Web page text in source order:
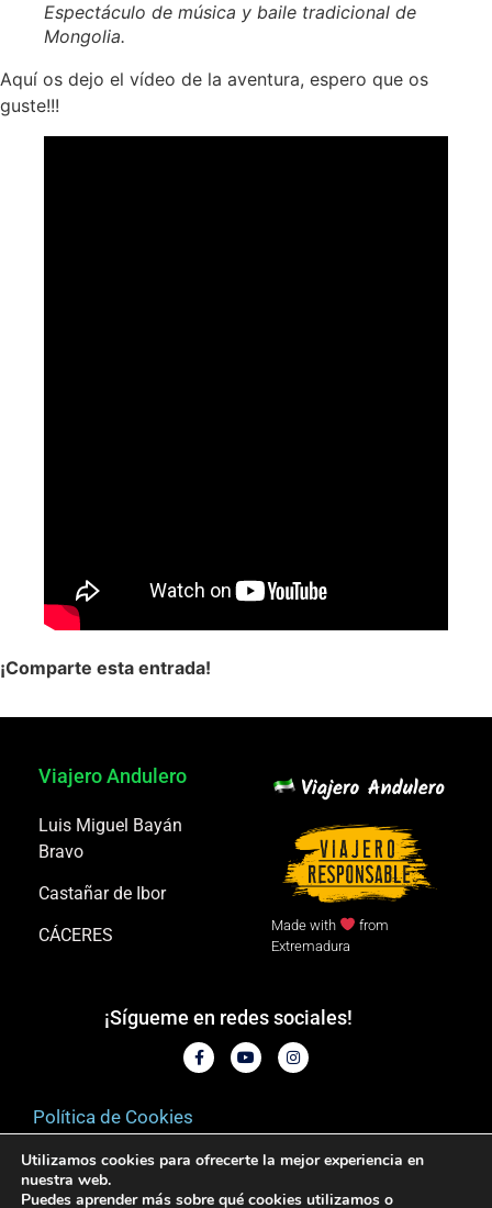
Espectáculo de música y baile tradicional de
Mongolia.
Aquí os dejo el vídeo de la aventura, espero que os
guste!!!
¡Comparte esta entrada!
Viajero Andulero
Luis Miguel Bayán
Bravo
Castañar de Ibor
CÁCERES
Made with
from
Extremadura
¡Sígueme en redes sociales!
Política de Cookies
Aviso legal
Utilizamos cookies para ofrecerte la mejor experiencia en
nuestra web.
Puedes aprender más sobre qué cookies utilizamos o